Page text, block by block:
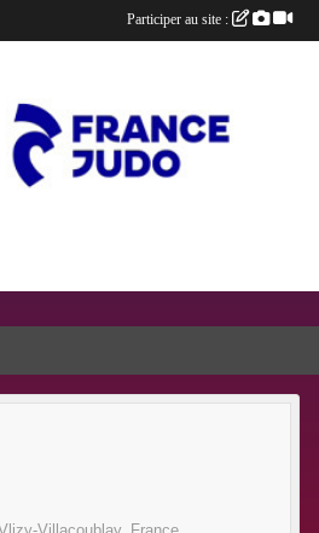
Participer au site :